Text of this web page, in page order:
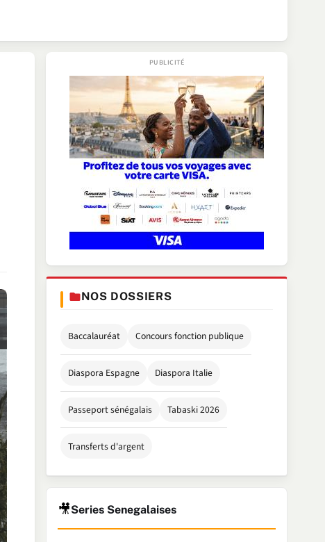
NOS DOSSIERS
Baccalauréat Concours fonction publique
Diaspora Espagne Diaspora Italie
Passeport sénégalais Tabaski 2026
Transferts d'argent
🎥Series Senegalaises